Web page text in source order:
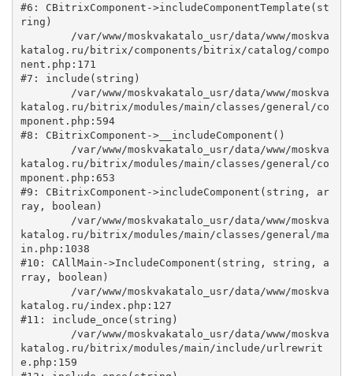
#6: CBitrixComponent->includeComponentTemplate(st
ring)
katalog.ru/bitrix/components/bitrix/catalog/compo
nent.php:171
#7: include(string)
katalog.ru/bitrix/modules/main/classes/general/co
mponent.php:594
#8: CBitrixComponent->__includeComponent()
katalog.ru/bitrix/modules/main/classes/general/co
mponent.php:653
#9: CBitrixComponent->includeComponent(string, ar
ray, boolean)
katalog.ru/bitrix/modules/main/classes/general/ma
in.php:1038
#10: CAllMain->IncludeComponent(string, string, a
rray, boolean)
katalog.ru/index.php:127
#11: include_once(string)
katalog.ru/bitrix/modules/main/include/urlrewrit
e.php:159